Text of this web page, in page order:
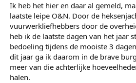
Ik heb het hier en daar al gemeld,
laatste leipe O&N. Door de
vuurwerkliefhebbers door de
heb ik de laatste dagen van het jaar
bedoeling tijdens de mooiste 3
dit jaar ga ik daarom in de brave
meer van die achterlijke
halen.